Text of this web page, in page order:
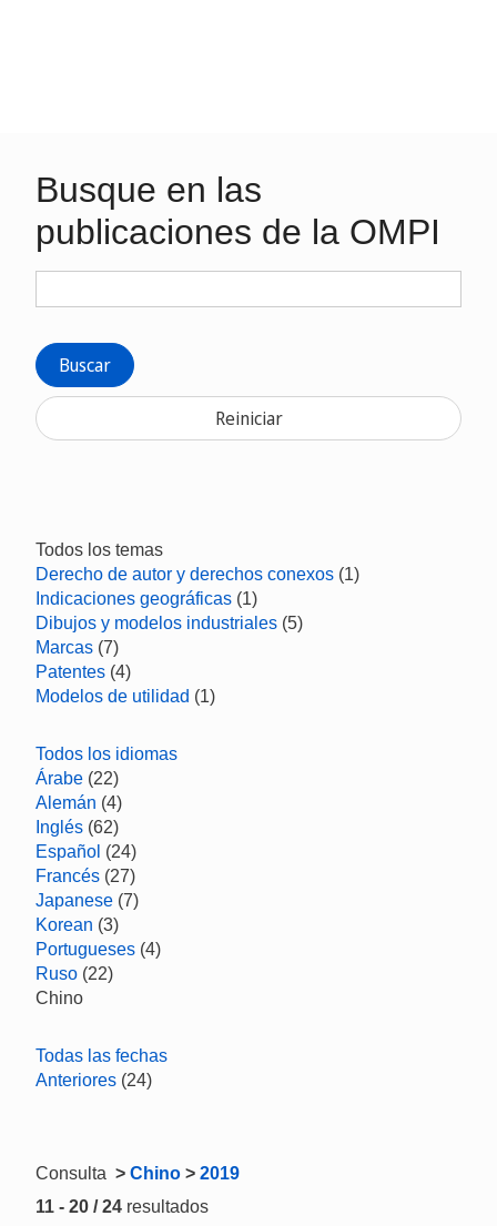
Busque en las
publicaciones de la OMPI
Buscar
Reiniciar
Todos los temas
Derecho de autor y derechos conexos (1)
Indicaciones geográficas (1)
Dibujos y modelos industriales (5)
Marcas (7)
Patentes (4)
Modelos de utilidad (1)
Todos los idiomas
Árabe (22)
Alemán (4)
Inglés (62)
Español (24)
Francés (27)
Japanese (7)
Korean (3)
Portugueses (4)
Ruso (22)
Chino
Todas las fechas
Anteriores (24)
Consulta > Chino > 2019
11 - 20 / 24 resultados